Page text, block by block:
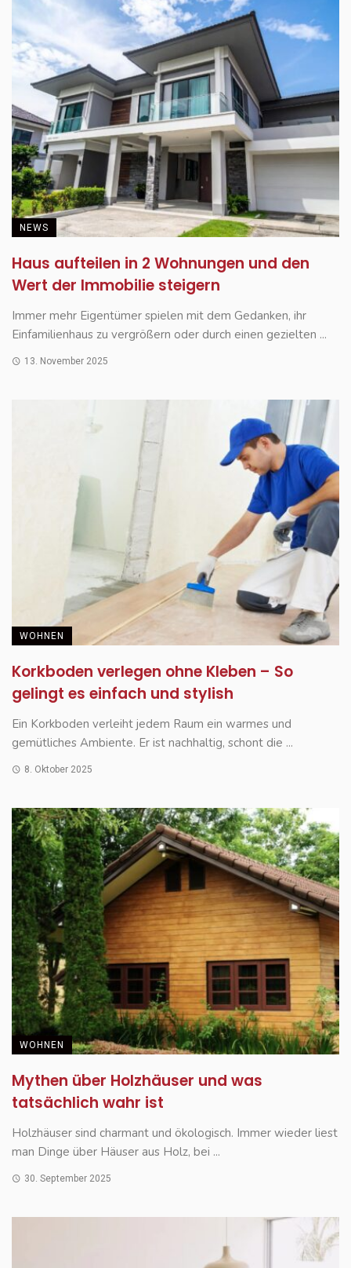
NEWS
Haus aufteilen in 2 Wohnungen und den
Wert der Immobilie steigern
Immer mehr Eigentümer spielen mit dem Gedanken, ihr
Einfamilienhaus zu vergrößern oder durch einen gezielten ...
13. November 2025
WOHNEN
Korkboden verlegen ohne Kleben – So
gelingt es einfach und stylish
Ein Korkboden verleiht jedem Raum ein warmes und
gemütliches Ambiente. Er ist nachhaltig, schont die ...
8. Oktober 2025
WOHNEN
Mythen über Holzhäuser und was
tatsächlich wahr ist
Holzhäuser sind charmant und ökologisch. Immer wieder liest
man Dinge über Häuser aus Holz, bei ...
30. September 2025